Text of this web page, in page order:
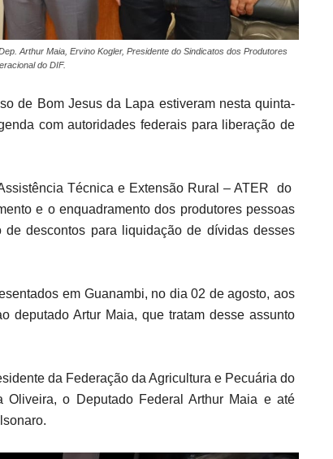
Arthur Maia, Ervino Kogler, Presidente do Sindicatos dos Produtores
do DIF.
de Bom Jesus da Lapa estiveram nesta quinta-
com autoridades federais para liberação de
Técnica e Extensão Rural – ATER do
e o enquadramento dos produtores pessoas
descontos para liquidação de dívidas desses
em Guanambi, no dia 02 de agosto, aos
deputado Artur Maia, que tratam desse assunto
da Federação da Agricultura e Pecuária do
Oliveira, o Deputado Federal Arthur Maia e até